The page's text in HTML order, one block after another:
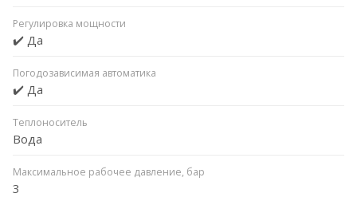
Регулировка мощности
✔️ Да
Погодозависимая автоматика
✔️ Да
Теплоноситель
Вода
Максимальное рабочее давление, бар
3